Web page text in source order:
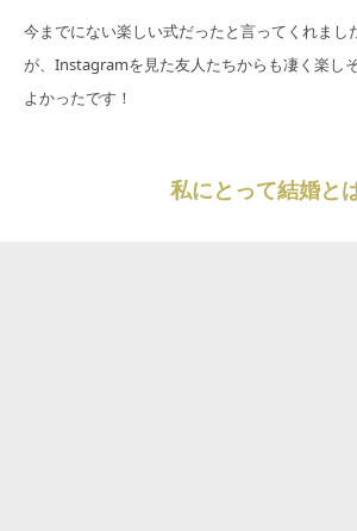
今までにない楽しい式だったと言ってくれまし
が、Instagramを見た友人たちからも凄く楽し
よかったです！
私にとって結婚と